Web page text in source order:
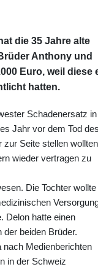
die 35 Jahre alte
Anthony und
Euro, weil diese
hatten.
Schadenersatz in
Jahr vor dem Tod des
Seite stellen
wieder vertragen zu
Die Tochter wollte
Delon hatte einen
beiden Brüder.
nach Medienberichten
in der Schweiz